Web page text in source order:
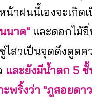
น้าฝนนี้เองจะเกิด
นาค" และดอกไม้
สวเป็นจุดดึงดูดค
และยังมีน้ำตก 5
ะพริ้งว่า "ภูสอยดา